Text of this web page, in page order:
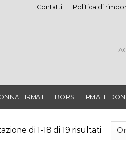
Contatti Politica di
FIRMATE BORSE FIRMATE
di 1-18 di 19 risultati